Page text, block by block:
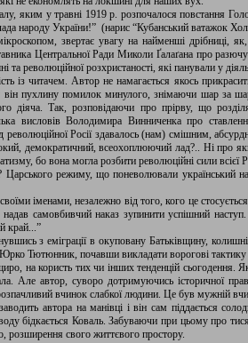
яким у травні 1919 р. розпочалося повстання
народу України!” (нарис “Кубанський ватажок
звертає увагу на найменші дрібниці,
Центральної Ради Миколи Ґалаґана про
революційної розхристаності, які панували у
із читачем. Автор не намагається якось
пухлину помилок минулого, знімаючи шар за
Так, розповідаючи про прірву, що
висловів Володимира Винниченка про
революційної Росії здавалось (нам) смішним,
демократичний, всеохоплюючий лад?.. Ні про
бо вона могла розбити революційні сили всієї
режиму, що поневолювали український
іменами, незалежно від того, кого це
самовбивчий наказ зупинити успішний
край...”
з еміграції в окуповану Батьківщину,
Тютюнник, почавши викладати ворогові тактику
на користь тих чи інших тенденцій сьогодення.
Але автор, суворо дотримуючись історичної
вчинок слабкої людини. Це був мужній
автора на манівці і він сам піддається
бідкається Коваль. Забуваючи при цьому про
розширення свого життєвого простору.